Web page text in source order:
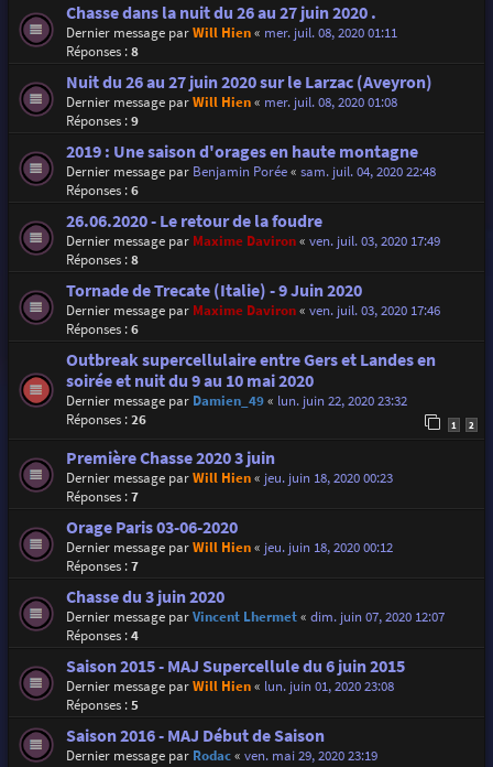
Chasse dans la nuit du 26 au 27 juin 2020 .
Dernier message parWill Hien« mer. juil. 08, 2020 01:11
Réponses :8
Nuit du 26 au 27 juin 2020 sur le Larzac (Aveyron)
Dernier message parWill Hien« mer. juil. 08, 2020 01:08
Réponses :9
2019 : Une saison d'orages en haute montagne
Dernier message par Benjamin Porée« sam. juil. 04, 2020 22:48
Réponses :6
26.06.2020 - Le retour de la foudre
Dernier message par Maxime Daviron« ven. juil. 03, 2020 17:49
Réponses :8
Tornade de Trecate (Italie) - 9 Juin 2020
Dernier message par Maxime Daviron« ven. juil. 03, 2020 17:46
Réponses :6
Outbreak supercellulaire entre Gers et Landes en
soirée et nuit du 9 au 10 mai 2020
Dernier message par Damien_49« lun. juin 22, 2020 23:32
Réponses :26 1 2
Première Chasse 2020 3 juin
Dernier message parWill Hien« jeu. juin 18, 2020 00:23
Réponses :7
Orage Paris 03-06-2020
Dernier message parWill Hien« jeu. juin 18, 2020 00:12
Réponses :7
Chasse du 3 juin 2020
Dernier message parVincent Lhermet« dim. juin 07, 2020 12:07
Réponses :4
Saison 2015 - MAJ Supercellule du 6 juin 2015
Dernier message parWill Hien« lun. juin 01, 2020 23:08
Réponses :5
Saison 2016 - MAJ Début de Saison
Dernier message par Rodac« ven. mai 29, 2020 23:19